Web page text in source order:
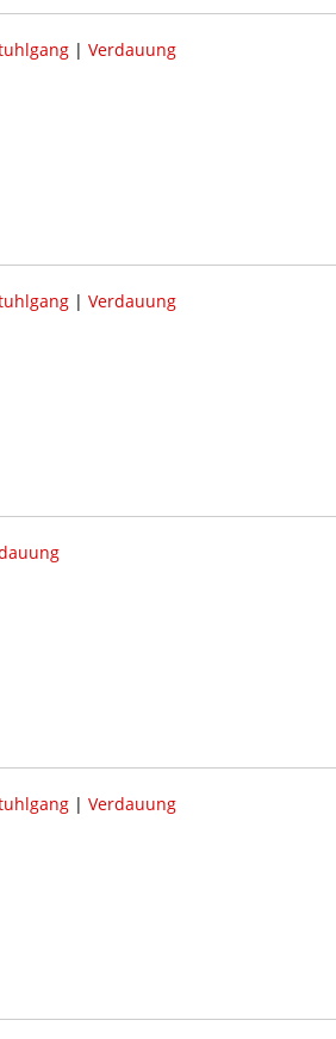
| Verdauung
| Verdauung
| Verdauung